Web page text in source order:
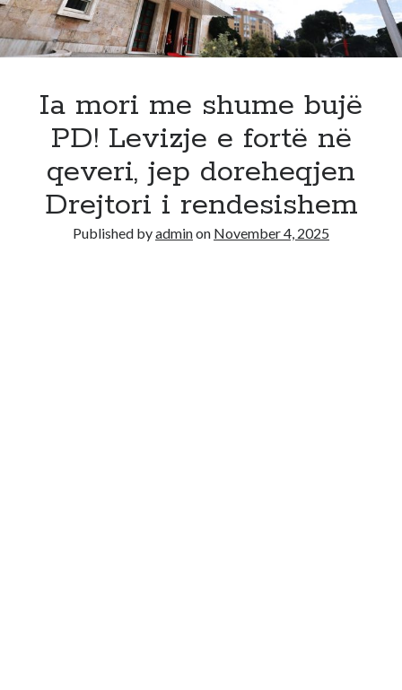
Ia mori me shume bujë
PD! Levizje e fortë në
qeveri, jep doreheqjen
Drejtori i rendesishem
Published byadminon November 4, 2025